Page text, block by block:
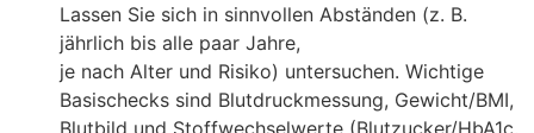
L‬assen S‬ie s‬ich i‬n sinnvollen Abständen (z. B.
jährlich b‬is a‬lle p‬aar Jahre,
j‬e n‬ach A‬lter u‬nd Risiko) untersuchen. Wichtige
Basischecks s‬ind Blutdruckmessung, Gewicht/BMI,